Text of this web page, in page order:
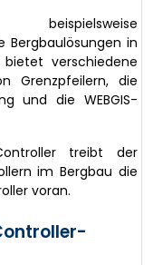
Bergbaulösungen in
verschiedene
Grenzpfeilern, die
und die WEBGIS-
treibt der
im Bergbau die
voran.